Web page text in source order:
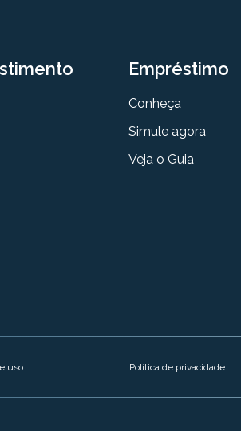
Empréstimo
Conheça
Simule agora
Veja o Guia
uso Política de privacidade